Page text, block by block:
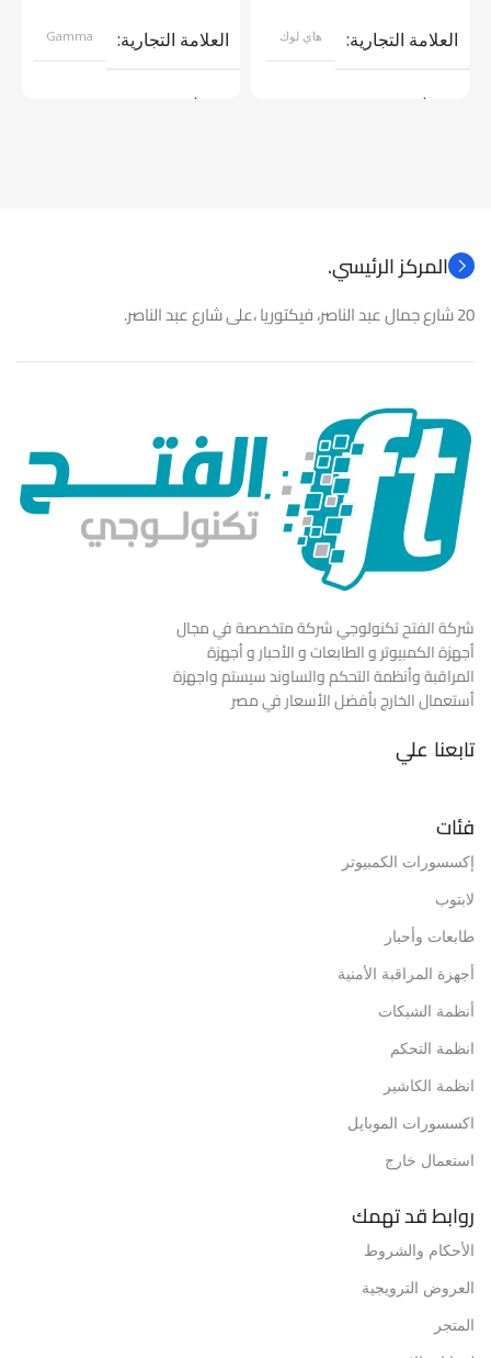
العلامة التجارية هاي لوك
موديل
العلامة التجارية Gamma
موديل
المركز الرئيسي.
20 شارع جمال عبد الناصر، فيكتوريا ،على شارع عبد الناصر.
شركة الفتح تكنولوجي شركة متخصصة في مجال
أجهزة الكمبيوتر و الطابعات و الأحبار و أجهزة
المراقبة وأنظمة التحكم والساوند سيستم واجهزة
أستعمال الخارج بأفضل الأسعار في مصر
تابعنا علي
فئات
إكسسورات الكمبيوتر
لابتوب
طابعات وأحبار
أجهزة المراقبة الأمنية
أنظمة الشبكات
انظمة التحكم
انظمة الكاشير
اكسسورات الموبايل
استعمال خارج
روابط قد تهمك
الأحكام والشروط
العروض الترويجية
المتجر